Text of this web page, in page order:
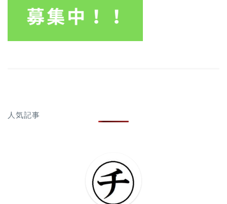
人気記事